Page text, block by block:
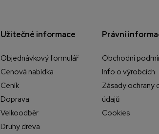
Užitečné informace
Objednávkový formulář
Cenová nabídka
Ceník
Doprava
Velkoodběr
Druhy dreva
Právní
Obchodní
Info o výrobcích
Zásady ochrany
údajů
Cookies